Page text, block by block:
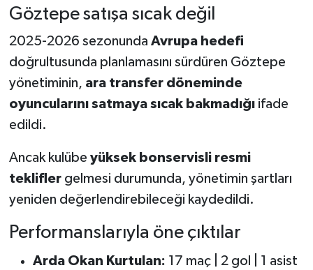
Göztepe satışa sıcak değil
2025-2026 sezonunda Avrupa hedefi
doğrultusunda planlamasını sürdüren Göztepe
yönetiminin, ara transfer döneminde
oyuncularını satmaya sıcak bakmadığıifade
edildi.
Ancak kulübe yüksek bonservisli resmi
tekliflergelmesi durumunda, yönetimin şartları
yeniden değerlendirebileceği kaydedildi.
Performanslarıyla öne çıktılar
Arda Okan Kurtulan: 17 maç | 2 gol | 1 asist